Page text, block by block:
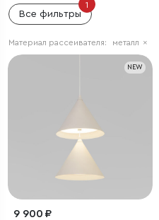
Все фильтры
1
Материал рассеивателя: металл ×
NEW
9 900 ₽